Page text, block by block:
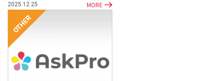
2025.12.25 MORE
その他